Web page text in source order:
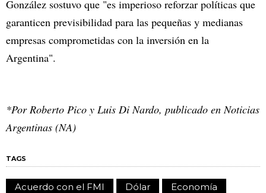
González sostuvo que "es imperioso reforzar políticas que
garanticen previsibilidad para las pequeñas y medianas
empresas comprometidas con la inversión en la
Argentina".
*Por Roberto Pico y Luis Di Nardo, publicado en Noticias
Argentinas (NA)
TAGS
Acuerdo con el FMI Dólar
Economía